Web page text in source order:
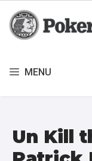
contenu
MENU
Un Kill